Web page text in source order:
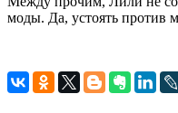
моды. Да, устоять против